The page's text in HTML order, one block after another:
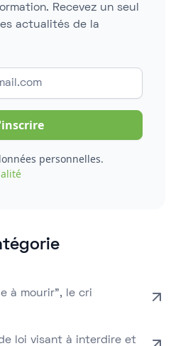
Recevez un seul
actualités de la
personnelles.
à mourir”, le cri
loi visant à interdire et